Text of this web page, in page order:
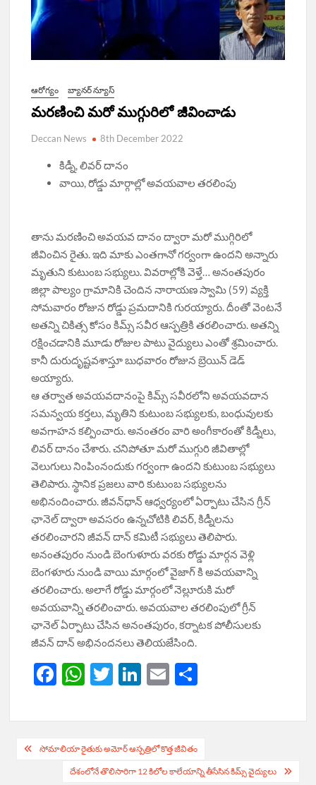
ఆరోగ్యం బ్యానర్ న్యూస్
మరణించి మరో ముగ్గురిలో జీవించాడు
Deccan News 8th December 2022
కిడ్నీ, లివర్ దానం
వాయి, రోడ్డు మార్గాల్లో అవయవాల తరలింపు
తాను మరణించి అవయవ దానం ద్వారా మరో ముగ్గిరిలో
జీవించిన రైతు. ఇది మాకు ఎంతగానో గర్వంగా ఉందని అన్నారు
మృతుని కుటుంబ సభ్యులు. వివరాల్లోకి వెళ్తే… అనంతపురం
జిల్లా పాల్యం గ్రామానికి చెందిన నారాయణ స్వామి (59) వ్యక్తి
సోమవారం రోజున రోడ్డు ప్రమదానికి గురయ్యారు. దీంతో వెంటనే
అతన్ని చికిత్స కోసం కిమ్స్ సవీర ఆస్పత్రికి తరలించారు. అతన్ని
రక్షించడానికి మూడు రోజుల పాటు వైద్యులు ఎంతో శ్ర‌మించారు.
కానీ దురుదృష్ట‌వశాస్తూ బుధవారం రోజున బ్రెయిన్ డెడ్
అయ్యారు.
ఆ త‌ర్వాత అవ‌య‌వ‌దానంపై కిమ్స్ సవీరలోని అవయవదాన
సమన్వయ కర్తలు, మృతిని కుటుంబ సభ్యులకు, బంధువుల‌కు
అవ‌గాహ‌న‌ క‌ల్పించారు. అనంతరం వారి అంగీకారంతో కిడ్నీలు,
లివర్ దానం చేశారు. చ‌నిపోతూ మ‌రో ముగ్గురి జీవితాల్లో
వెలుగులు నింపింనందుకు గ‌ర్వంగా ఉంద‌ని కుటుంబ స‌భ్యులు
తెలిపారు. స్థానిక ప్ర‌జ‌లు వారి కుటుంబ స‌భ్యుల‌ను
అభినందించారు. జీవ‌న్‌ధాన్ ఆధ్వ‌ర్యంలో ఏర్పాటు చేసిన గ్రీన్
ఛానెల్ ద్వారా అవ‌స‌రం ఉన్న‌చోటికి లివర్, కిడ్నీలను
తరలించారని జీవన్ దాన్ కమిటీ సభ్యులు తెలిపారు.
అనంతపురం నుండి బెంగుళూరు వరకు రోడ్డు మార్గన వెళ్లి
బెంగళూరు నుండి వాయి మార్గంలో వైజాగ్ కి అవయవాన్ని
తరలించారు. అలాగే రోడ్డు మార్గంలో నెల్లూరుకి మరో
అవయవాన్ని తరలించారు. అవయవాల తరలింపులో గ్రీన్
ఛానెల్ ఏర్పాటు చేసిన అనంతపురం, కర్నాటక పోలీసులకు
జీవన్ దాన్ అభినందనలు తెలియజేసింది.
F
e
b
W
at
s
A
T
itt
er
Li
k
e
dI
E
ail ar
Post
navigation
సోమాలియా రైతుకు అమోర్ ఆస్ప‌త్రిలో కొత్త జీవితం
దేశంలోనే తొలిసారిగా 12 కిలోల కాలేయాన్ని తీసేసిన కిమ్స్ వైద్యులు